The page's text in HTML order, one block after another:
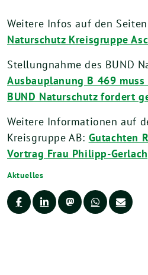
Weitere Infos auf den
Naturschutz Kreisgruppe
Stellungnahme des BUND
Ausbauplanung B 469
BUND Naturschutz fordert
Weitere Informationen auf
Kreisgruppe AB: Gutachten
Vortrag Frau Philipp-
Aktuelles